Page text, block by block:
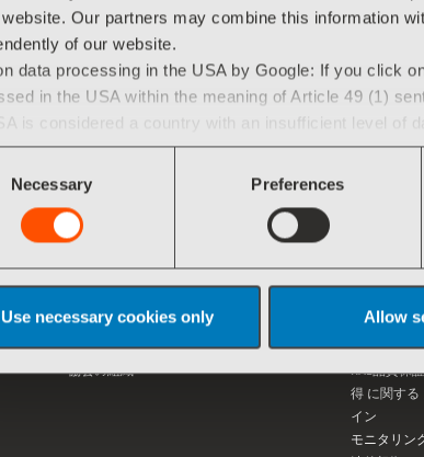
Our partners may combine this information
of our website.
data processing in the USA by Google: If you click
in the USA within the meaning of Article 49 (1)
is considered a country with an insufficient level of
by US authorities for control and monitoring
Necessary Preferences
Use necessary cookies only Allow
Textilservice e.V.
協会について
リネン品質管理協会
RAL
協会の組織
品質保
品質保証
要
RAL品質保
得 に関する
イン
モニタリン